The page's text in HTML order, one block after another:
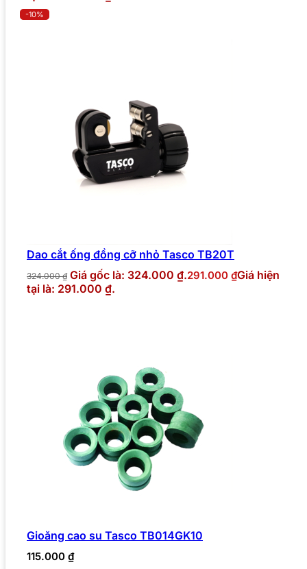
-10%
Dao cắt ống đồng cỡ nhỏ Tasco TB20T
324.000₫ Giá gốc là: 324.000 ₫.291.000 ₫Giá hiện
tại là: 291.000 ₫.
Gioăng cao su Tasco TB014GK10
115.000 ₫